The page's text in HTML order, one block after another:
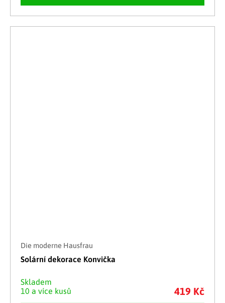
Die moderne Hausfrau
Solární dekorace Konvička
Skladem
10 a více kusů
419 Kč